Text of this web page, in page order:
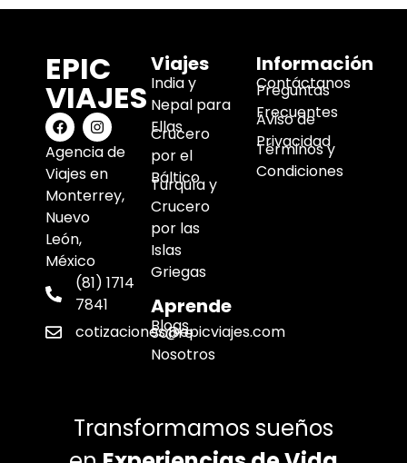
EPIC
VIAJES
Agencia de
Viajes en
Monterrey,
Nuevo
León,
México
(81) 1714
7841
cotizaciones@epicviajes.com
Viajes
India y
Nepal para
Ellas
Crucero
por el
Báltico
Turquía y
Crucero
por las
Islas
Griegas
Aprende
Blogs
Sobre
Nosotros
Información
Contáctanos
Preguntas
Frecuentes
Aviso de
Privacidad
Términos y
Condiciones
Transformamos sueños